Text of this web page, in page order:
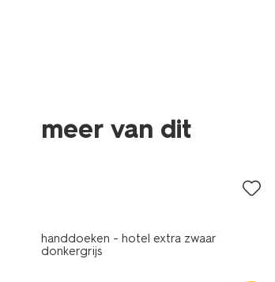
meer van dit
handdoeken - hotel extra zwaar
donkergrijs